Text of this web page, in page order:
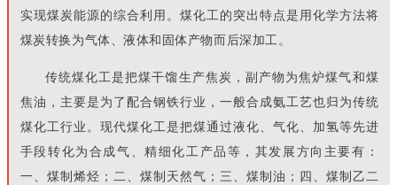
实现煤炭能源的综合利用。煤化工的突出特点是用化学方法将
煤炭转换为气体、液体和固体产物而后深加工。
传统煤化工是把煤干馏生产焦炭，副产物为焦炉煤气和煤
焦油，主要是为了配合钢铁行业，一般合成氨工艺也归为传统
煤化工行业。现代煤化工是把煤通过液化、气化、加氢等先进
手段转化为合成气、精细化工产品等，其发展方向主要有：
一、煤制烯烃；二、煤制天然气；三、煤制油；四、煤制乙二